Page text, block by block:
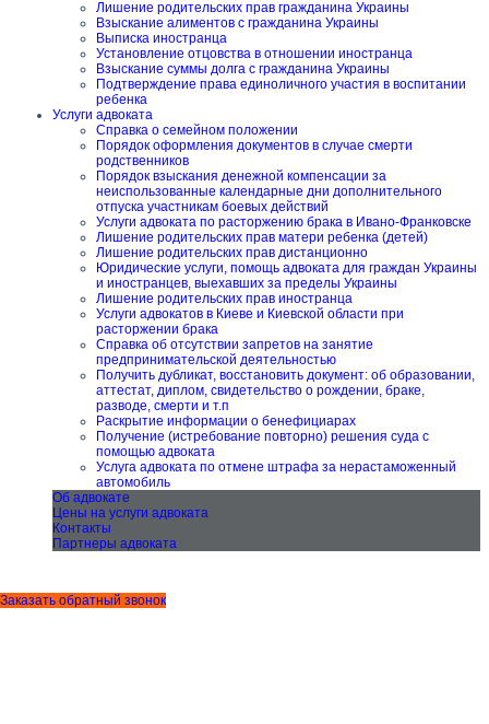
Заказать обратный звонок
Лишение родительских прав гражданина Украины
Взыскание алиментов с гражданина Украины
Выписка иностранца
Установление отцовства в отношении иностранца
Взыскание суммы долга с гражданина Украины
Подтверждение права единоличного участия в воспитании
ребенка
Услуги адвоката
Справка о семейном положении
Порядок оформления документов в случае смерти
родственников
Порядок взыскания денежной компенсации за
неиспользованные календарные дни дополнительного
отпуска участникам боевых действий
Услуги адвоката по расторжению брака в Ивано-Франковске
Лишение родительских прав матери ребенка (детей)
Лишение родительских прав дистанционно
Юридические услуги, помощь адвоката для граждан Украины
и иностранцев, выехавших за пределы Украины
Лишение родительских прав иностранца
Услуги адвокатов в Киеве и Киевской области при
расторжении брака
Справка об отсутствии запретов на занятие
предпринимательской деятельностью
Получить дубликат, восстановить документ: об образовании,
аттестат, диплом, свидетельство о рождении, браке,
разводе, смерти и т.п
Раскрытие информации о бенефициарах
Получение (истребование повторно) решения суда с
помощью адвоката
Услуга адвоката по отмене штрафа за нерастаможенный
автомобиль
Об адвокате
Цены на услуги адвоката
Контакты
Партнеры адвоката